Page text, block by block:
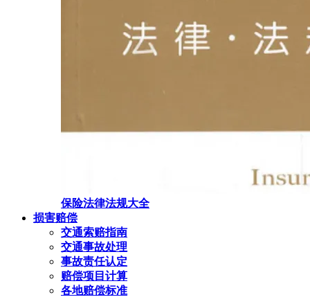
保险法律法规大全
损害赔偿
交通索赔指南
交通事故处理
事故责任认定
赔偿项目计算
各地赔偿标准